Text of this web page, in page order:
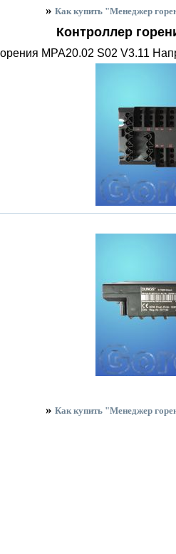
» Как купить "Менеджер
Контроллер
MPA20.02 S02 V3.11
» Как купить "Менеджер